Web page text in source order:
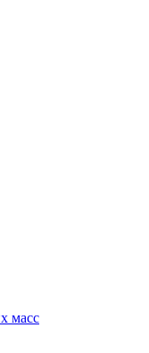
масс